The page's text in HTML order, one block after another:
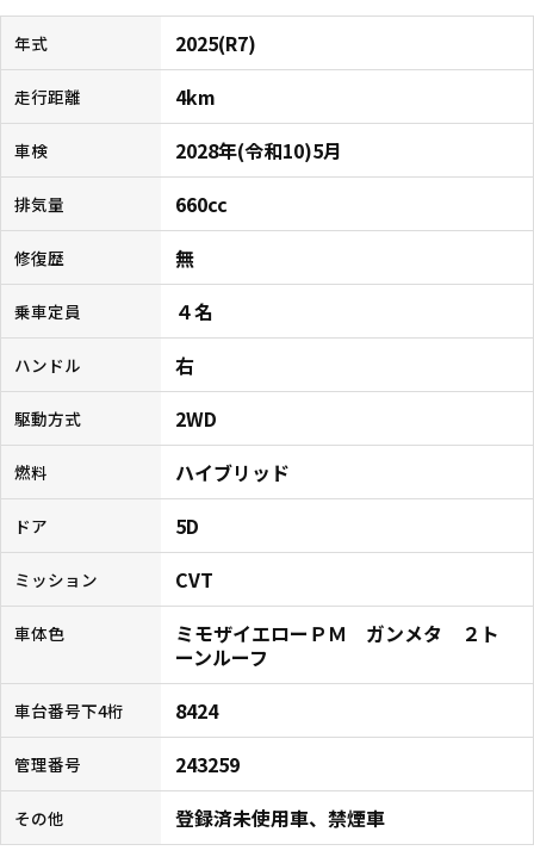
年式 2025(R7)
走行距離 4km
車検 2028年(令和10)5月
排気量 660cc
修復歴 無
乗車定員 ４名
ハンドル 右
駆動方式 2WD
燃料 ハイブリッド
ドア 5D
ミッション CVT
車体色
ミモザイエローＰＭ ガンメタ ２ト
ーンルーフ
車台番号下4桁 8424
管理番号 243259
その他 登録済未使用車、禁煙車